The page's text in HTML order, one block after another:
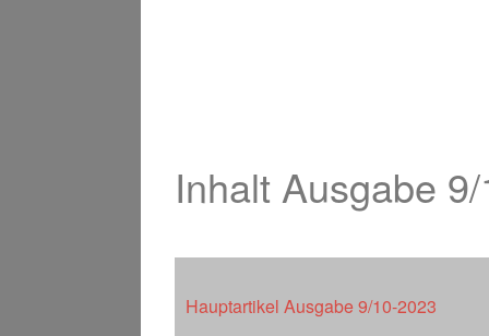
Inhalt Ausgabe
Hauptartikel Ausgabe 9/10-2023